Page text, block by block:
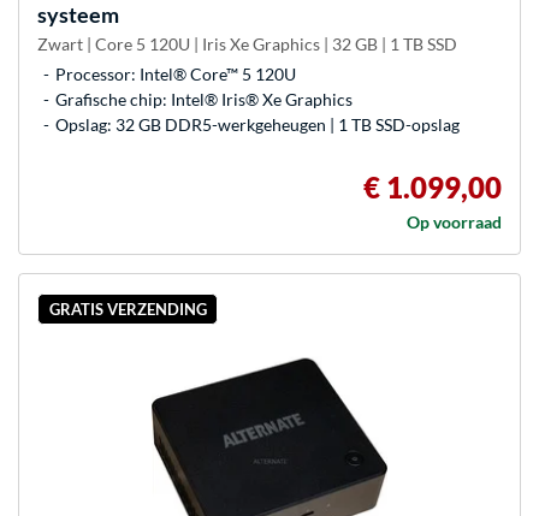
systeem
Zwart | Core 5 120U | Iris Xe Graphics | 32 GB | 1 TB SSD
Processor: Intel® Core™ 5 120U
Grafische chip: Intel® Iris® Xe Graphics
Opslag: 32 GB DDR5-werkgeheugen | 1 TB SSD-opslag
€ 1.099,00
Op voorraad
GRATIS VERZENDING